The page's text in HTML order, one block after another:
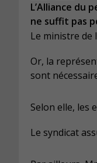
L’Alliance du
ne suffit pas
Le ministre de
Or, la
sont
Selon elle, les
Le syndicat